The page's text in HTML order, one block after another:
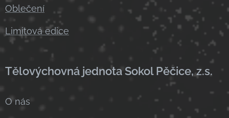
Oblečení
Limitová edice
Tělovýchovná jednota Sokol Pěčice, z.s.
O nás